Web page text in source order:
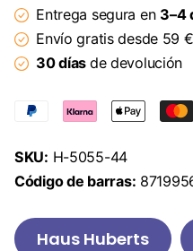
Entrega segura en 3–4
Envío gratis desde 59 €
30 días de devolución
SKU: H-5055-44
Código de barras:
Haus Huberts